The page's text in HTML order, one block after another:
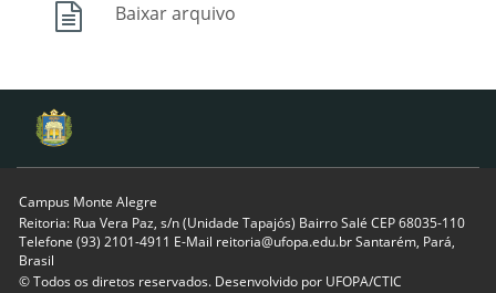
Baixar arquivo
Campus Monte Alegre
Reitoria: Rua Vera Paz, s/n (Unidade Tapajós) Bairro Salé CEP 68035-110
Telefone (93) 2101-4911 E-Mail reitoria@ufopa.edu.br Santarém, Pará,
Brasil
© Todos os diretos reservados. Desenvolvido por UFOPA/CTIC